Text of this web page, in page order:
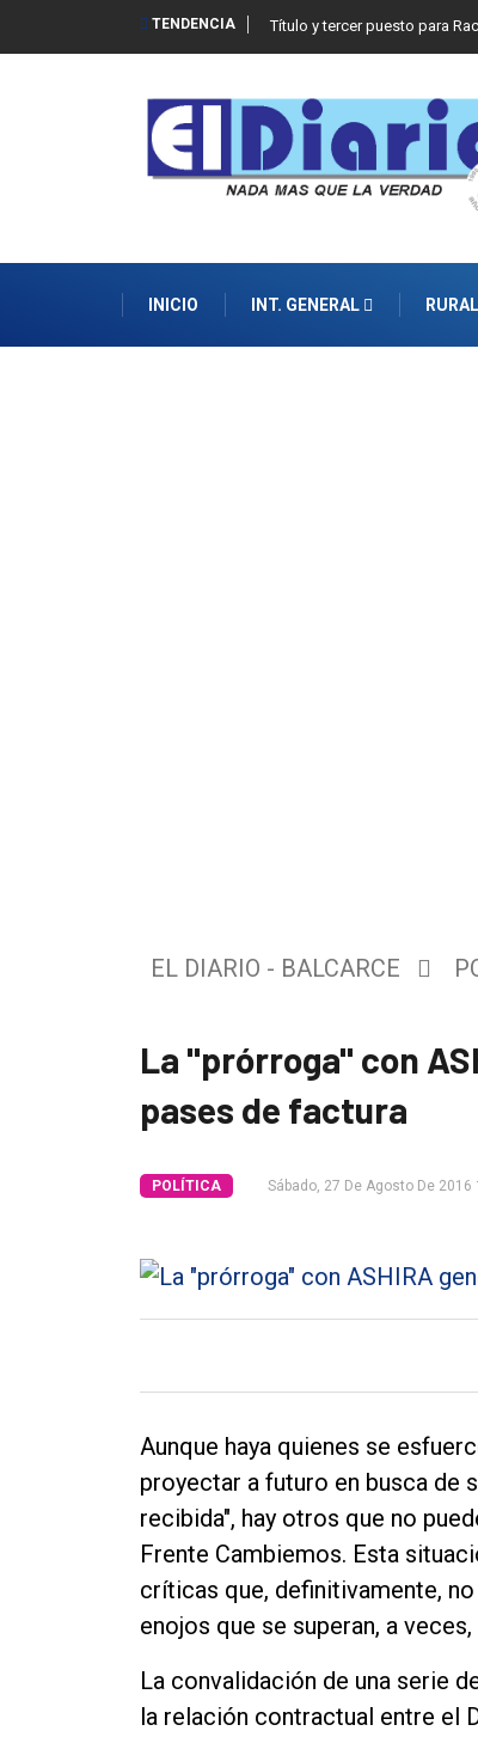
TENDENCIA Título y tercer puesto para
INICIO INT. GENERAL RURAL
Tendencia
Nosotros
Contacto
EL DIARIO - BALCARCE
La "prórroga" con
pases de factura
POLÍTICA Sábado, 27 De Agosto De 2016
Aunque haya quienes se
proyectar a futuro en busca de
recibida", hay otros que no
Frente Cambiemos. Esta
críticas que, definitivamente,
enojos que se superan, a
La convalidación de una serie
la relación contractual entre el